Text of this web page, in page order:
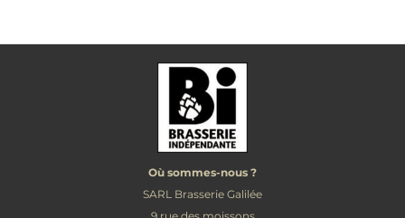
Où sommes-nous ?
SARL Brasserie Galilée